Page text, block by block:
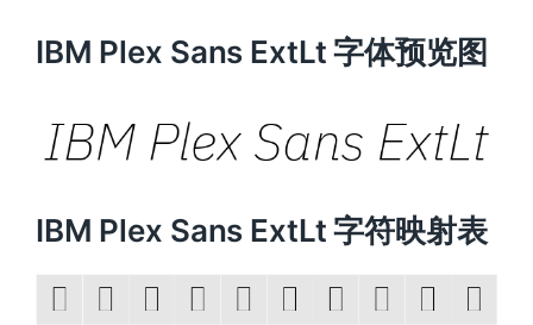
IBM Plex Sans ExtLt 字体预览图
IBM Plex Sans ExtLt 字符映射表